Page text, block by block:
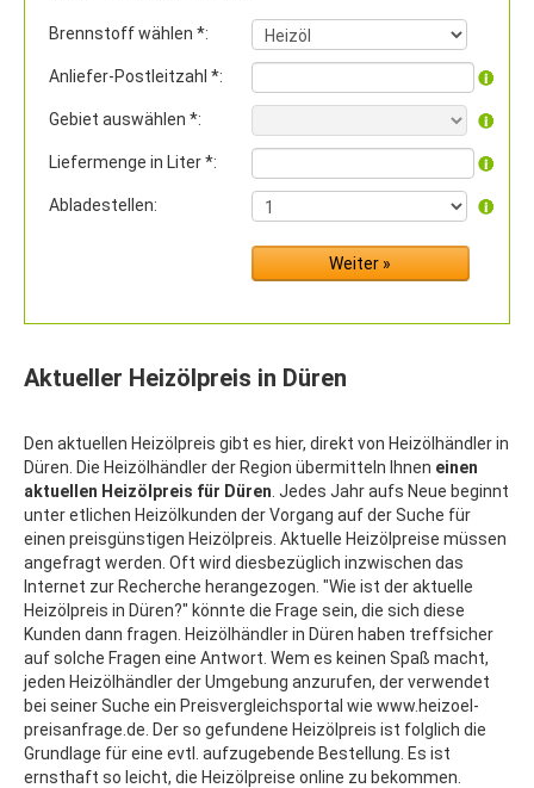
Brennstoff wählen *:
Anliefer-Postleitzahl *:
Gebiet auswählen *:
Liefermenge in Liter *:
Abladestellen:
Aktueller Heizölpreis in Düren
Den aktuellen Heizölpreis gibt es hier, direkt von Heizölhändler in
Düren. Die Heizölhändler der Region übermitteln Ihnen einen
aktuellen Heizölpreis für Düren . Jedes Jahr aufs Neue beginnt
unter etlichen Heizölkunden der Vorgang auf der Suche für
einen preisgünstigen Heizölpreis. Aktuelle Heizölpreise müssen
angefragt werden. Oft wird diesbezüglich inzwischen das
Internet zur Recherche herangezogen. "Wie ist der aktuelle
Heizölpreis in Düren?" könnte die Frage sein, die sich diese
Kunden dann fragen. Heizölhändler in Düren haben treffsicher
auf solche Fragen eine Antwort. Wem es keinen Spaß macht,
jeden Heizölhändler der Umgebung anzurufen, der verwendet
bei seiner Suche ein Preisvergleichsportal wie www.heizoel-
preisanfrage.de. Der so gefundene Heizölpreis ist folglich die
Grundlage für eine evtl. aufzugebende Bestellung. Es ist
ernsthaft so leicht, die Heizölpreise online zu bekommen.